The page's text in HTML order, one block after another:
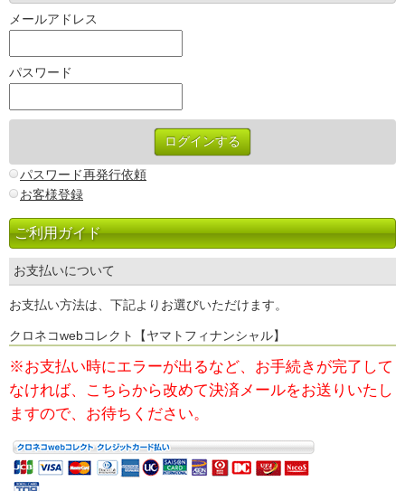
メールアドレス
パスワード
パスワード再発行依頼
お客様登録
ご利用ガイド
お支払いについて
お支払い方法は、下記よりお選びいただけます。
クロネコwebコレクト【ヤマトフィナンシャル】
※お支払い時にエラーが出るなど、お手続きが完了して
なければ、
こちらから改めて決済メールをお送りいたし
ますので、お待ちください。